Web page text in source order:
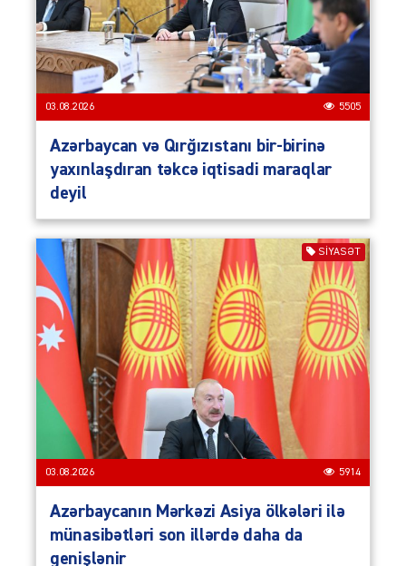
03.08.2026 5505
Azərbaycan və Qırğızıstanı bir-birinə
yaxınlaşdıran təkcə iqtisadi maraqlar
deyil
SIYASƏT
03.08.2026 5914
Azərbaycanın Mərkəzi Asiya ölkələri ilə
münasibətləri son illərdə daha da
genişlənir